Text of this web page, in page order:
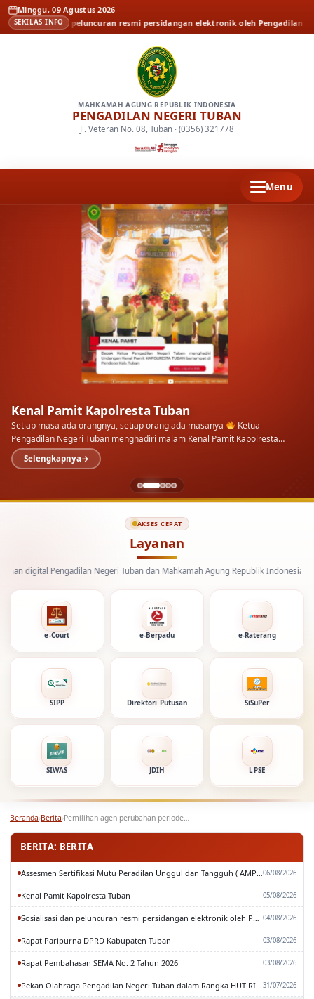
Minggu, 09 Agustus 2026
SEKILAS INFO
dan peluncuran resmi persidangan elektronik oleh Pengadilan Tinggi
MAHKAMAH AGUNG REPUBLIK INDONESIA
PENGADILAN NEGERI TUBAN
Jl. Veteran No. 08, Tuban · (0356) 321778
Menu
Sosialisasi dan peluncuran resmi persidangan
elektronik oleh Pengadilan Tinggi Surabaya
Bertempat di Ruang Sidang Pengadilan Negeri Tuban, jajaran Hakim,
Panitera, Panitera Pengganti, bersama Perwakilan Kejaksaan Negeri
Tuban menyimak langsung sosialisasi dan peluncuran…
AKSES CEPAT
Layanan
e-Court e-Berpadu e-Raterang
SIPP Direktori Putusan SiSuPer
SIWAS JDIH LPSE
Beranda›Berita› Pemilihan agen perubahan periode semester II
BERITA: BERITA